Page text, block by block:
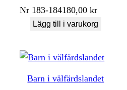
Nr 183-184180,00kr
Lägg till i varukorg
Barn i välfärdslandet